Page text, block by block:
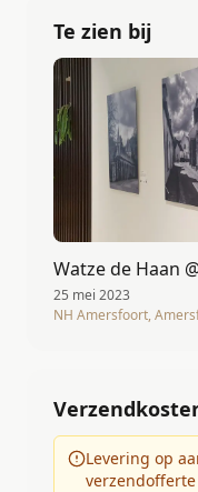
Te zien bij
Watze de Haan
25 mei 2023
NH Amersfoort,
Levering op